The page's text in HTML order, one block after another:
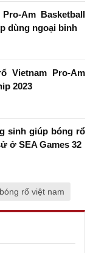
Am Basketball
dùng ngoại binh
Vietnam Pro-Am
2023
sinh giúp bóng rổ
ở SEA Games 32
bóng rổ việt nam